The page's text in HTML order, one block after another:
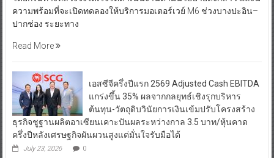
ความพร้อมที่จะเปิดทดลองให้บริการมอเตอร์เวย์ M6 ช่วงบางปะอิน–
ปากช่อง ระยะทาง
Read More
เอสซีจีครึ่งปีแรก 2569 Adjusted Cash EBITDA
แกร่งขึ้น 35% ผลจากกลยุทธ์เชิงรุกบริหาร
ต้นทุน-วัตถุดิบวินัยการเงินเข้มปรับโครงสร้าง
ธุรกิจชูฐานผลิตอาเซียนเคาะปันผลระหว่างกาล 3.5 บาท/หุ้นคาด
ครึ่งปีหลังเศรษฐกิจผันผวนสูงแต่มั่นใจรับมือได้
July 23, 2026 0